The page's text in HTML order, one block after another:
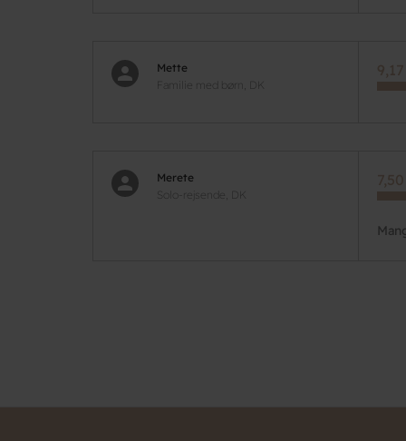
Mette
Familie med børn, DK
Merete
Solo-rejsende, DK